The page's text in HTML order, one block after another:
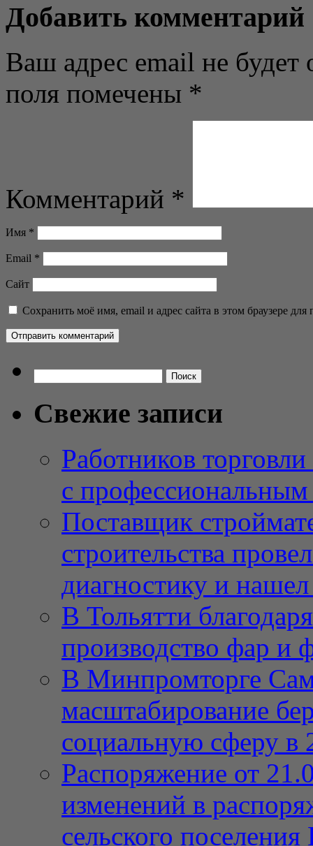
Добавить комментарий
Ваш адрес email не будет
поля помечены *
Комментарий *
Имя *
Email *
Сайт
Сохранить моё имя, email и адрес сайта в этом браузере
Свежие записи
Работников
с
Поставщик
строительства
диагностику и
В Тольятти
производство фар и
В Минпромторге
масштабирование
социальную сферу в
Распоряжение от
изменений в
сельского